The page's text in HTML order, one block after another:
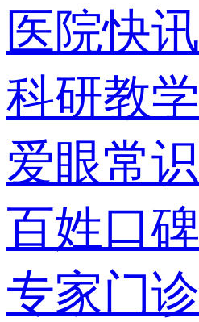
医院快讯
科研教学
爱眼常识
百姓口碑
专家门诊